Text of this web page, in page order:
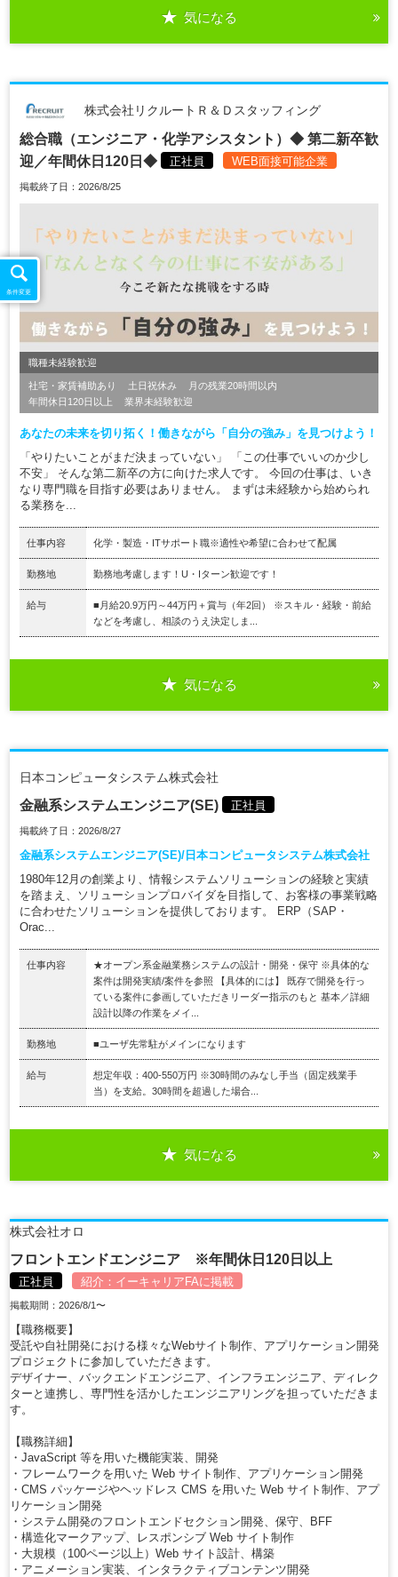
気になる
株式会社リクルートＲ＆Ｄスタッフィング
総合職（エンジニア・化学アシスタント）◆ 第二新卒歓
迎／年間休日120日◆
正社員 WEB面接可能企業
掲載終了日：2026/8/25
職種未経験歓迎
社宅・家賃補助あり 土日祝休み
月の残業20時間以内
年間休日120日以上
業界未経験歓迎
あなたの未来を切り拓く！働きながら「自分の強み」を見つけよう！
「やりたいことがまだ決まっていない」 「この仕事でいいのか少し
不安」 そんな第二新卒の方に向けた求人です。 今回の仕事は、いき
なり専門職を目指す必要はありません。 まずは未経験から始められ
る業務を...
仕事内容 化学・製造・ITサポート職※適性や希望に合わせて配属
勤務地 勤務地考慮します！U・Iターン歓迎です！
給与
■月給20.9万円～44万円＋賞与（年2回） ※スキル・経験・前給
などを考慮し、相談のうえ決定しま...
気になる
日本コンピュータシステム株式会社
金融系システムエンジニア(SE) 正社員
掲載終了日：2026/8/27
金融系システムエンジニア(SE)/日本コンピュータシステム株式会社
1980年12月の創業より、情報システムソリューションの経験と実績
を踏まえ、ソリューションプロバイダを目指して、お客様の事業戦略
に合わせたソリューションを提供しております。 ERP（SAP・
Orac...
仕事内容
★オープン系金融業務システムの設計・開発・保守 ※具体的な
案件は開発実績/案件を参照 【具体的には】 既存で開発を行っ
ている案件に参画していただきリーダー指示のもと 基本／詳細
設計以降の作業をメイ...
勤務地 ■ユーザ先常駐がメインになります
給与
想定年収：400-550万円 ※30時間のみなし手当（固定残業手
当）を支給。30時間を超過した場合...
気になる
株式会社オロ
フロントエンドエンジニア ※年間休日120日以上
正社員 紹介： イーキャリアFAに掲載
掲載期間：2026/8/1〜
【職務概要】
受託や自社開発における様々なWebサイト制作、アプリケーション開発
プロジェクトに参加していただきます。
デザイナー、バックエンドエンジニア、インフラエンジニア、ディレク
ターと連携し、専門性を活かしたエンジニアリングを担っていただきま
す。
【職務詳細】
・JavaScript 等を用いた機能実装、開発
・フレームワークを用いた Web サイト制作、アプリケーション開発
・CMS パッケージやヘッドレス CMS を用いた Web サイト制作、アプ
リケーション開発
・システム開発のフロントエンドセクション開発、保守、BFF
・構造化マークアップ、レスポンシブ Web サイト制作
・大規模（100ページ以上）Web サイト設計、構築
・アニメーション実装、インタラクティブコンテンツ開発
条件変更